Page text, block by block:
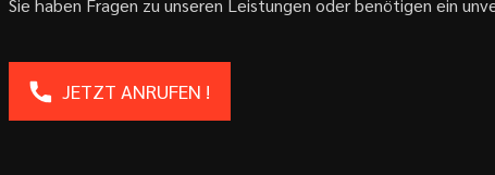
Sie haben Fragen zu unseren Leistungen oder benötigen ein
JETZT ANRUFEN !